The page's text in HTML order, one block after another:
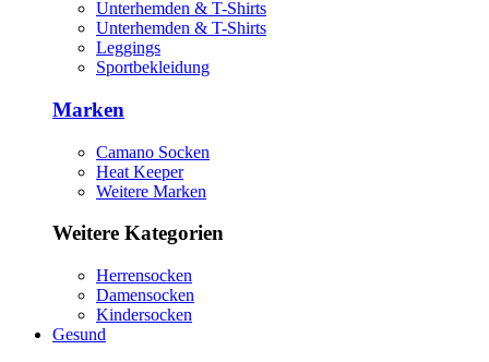
Unterhemden & T-Shirts
Unterhemden & T-Shirts
Leggings
Sportbekleidung
Marken
Camano Socken
Heat Keeper
Weitere Marken
Weitere Kategorien
Herrensocken
Damensocken
Kindersocken
Gesund